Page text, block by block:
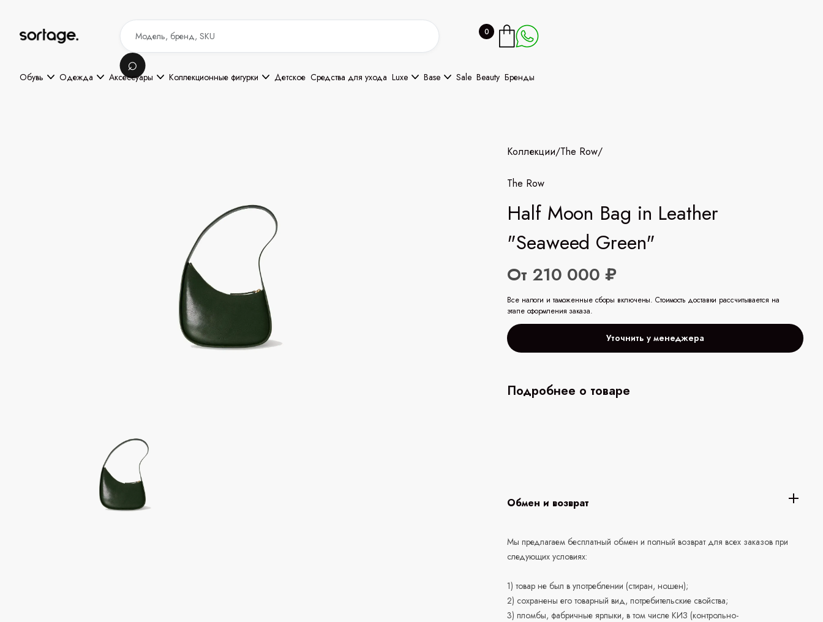
0
Обувь Одежда Аксессуары Коллекционные фигурки Детское Средства для ухода Luxe Base Sale Beauty Бренды
Коллекции/The Row/
The Row
Half Moon Bag in Leather
"Seaweed Green"
От 210 000 ₽
Все налоги и таможенные сборы включены. Стоимость доставки рассчитывается на
этапе оформления заказа.
Уточнить у менеджера
Подробнее о товаре
Обмен и возврат
Мы предлагаем бесплатный обмен и полный возврат для всех заказов при
следующих условиях:
1) товар не был в употреблении (стиран, ношен);
2) сохранены его товарный вид, потребительские свойства;
3) пломбы, фабричные ярлыки, в том числе КИЗ (контрольно-